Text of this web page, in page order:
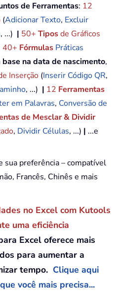
de Ferramentas: 12
(Adicionar Texto, Excluir
, ...) | 50+ Tiposde Gráficos
40+ Fórmulas Práticas
na data de nascimento,
Inserção (Inserir Código QR,
, ...) | 12 Ferramentas
em Palavras, Conversão de
de Mesclar & Dividir
, Dividir Células, ...) | ...e
sua preferência – compatível
Francês, Chinês e mais
no Excel com Kutools
uma eficiência
Excel oferece mais
para aumentar a
tempo. Clique aqui
você mais precisa...